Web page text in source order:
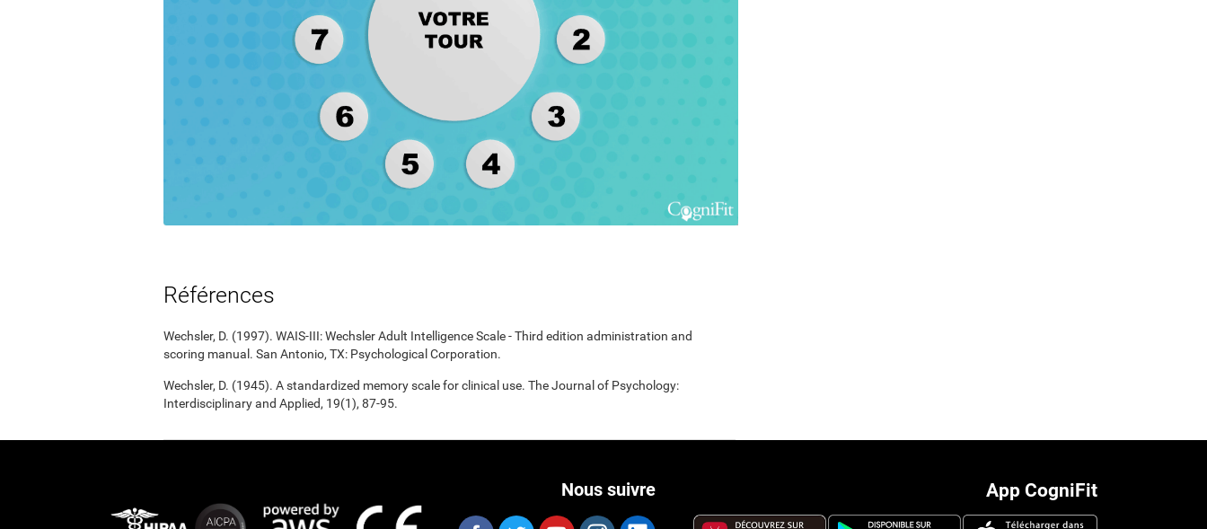
Références
Wechsler, D. (1997). WAIS-III: Wechsler Adult Intelligence Scale - Third edition administration and
scoring manual. San Antonio, TX: Psychological Corporation.
Wechsler, D. (1945). A standardized memory scale for clinical use. The Journal of Psychology:
Interdisciplinary and Applied, 19(1), 87-95.
App CogniFit
Nous suivre